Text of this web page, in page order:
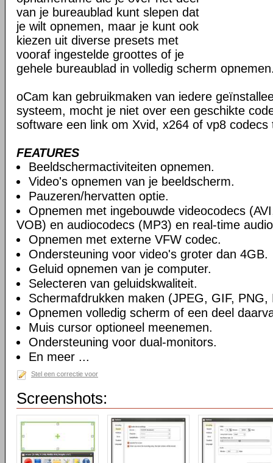
van je bureaublad kunt slepen dat
je wilt opnemen, maar je kunt ook
kiezen uit diverse presets met
vooraf ingestelde groottes of je
gehele bureaublad in volledig scherm
oCam kan gebruikmaken van iedere
systeem, mocht je niet over een geschikte
software een link om Xvid, x264 of vp8 codecs
FEATURES
Beeldschermactiviteiten opnemen.
Video's opnemen van je beeldscherm.
Pauzeren/hervatten optie.
Opnemen met ingebouwde videocodecs
VOB) en audiocodecs (MP3) en real-time
Opnemen met externe VFW codec.
Ondersteuning voor video's groter dan 4GB.
Geluid opnemen van je computer.
Selecteren van geluidskwaliteit.
Schermafdrukken maken (JPEG, GIF, PNG,
Opnemen volledig scherm of een deel
Muis cursor optioneel meenemen.
Ondersteuning voor dual-monitors.
En meer ...
Stel een correctie voor
Screenshots: